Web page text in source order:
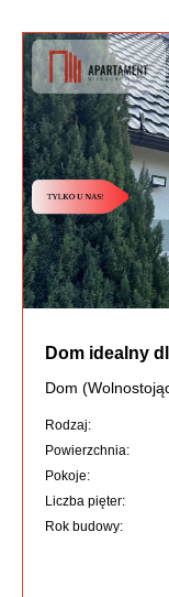
Dom idealny
Dom
Rodzaj:
Powierzchnia:
Pokoje:
Liczba pięter:
Rok budowy: